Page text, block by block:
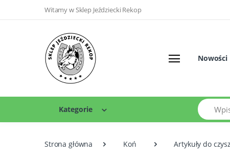
Witamy w Sklep Jeździecki Rekop
Nowości
Kategorie
Szukaj
Strona główna Koń Artykuły do